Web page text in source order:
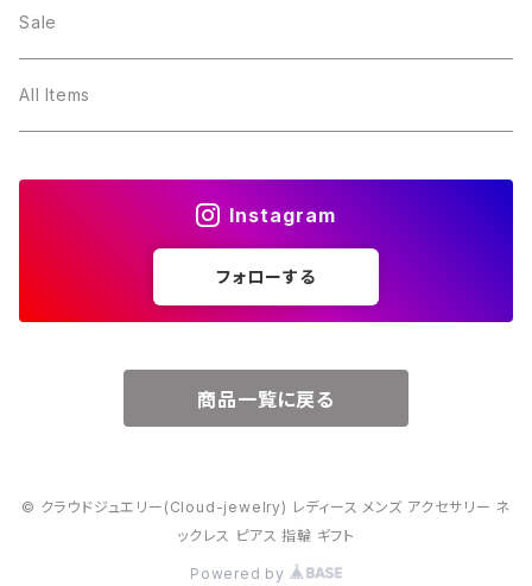
２月・アメジスト
３月・アクアマリン
～5000円
～10000円
Sale
All Items
Instagram
フォローする
商品一覧に戻る
© クラウドジュエリー(Cloud-jewelry) レディース メンズ アクセサリー ネ
ックレス ピアス 指輪 ギフト
Powered by